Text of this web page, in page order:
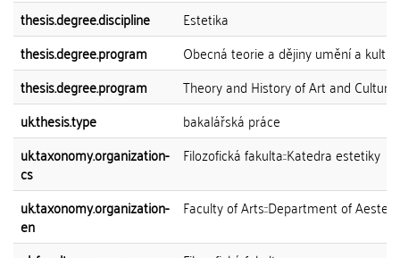
thesis.degree.discipline
Estetika
thesis.degree.program
Obecná teorie a dějiny umění a
thesis.degree.program
Theory and History of Art and Culture
uk.thesis.type
bakalářská práce
uk.taxonomy.organization-
cs
Filozofická fakulta::Katedra estetiky
uk.taxonomy.organization-
en
Faculty of Arts::Department of